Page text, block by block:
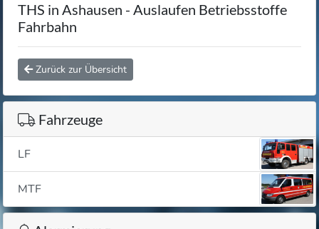
THS in Ashausen - Auslaufen Betriebsstoffe
Fahrbahn
Zurück zur Übersicht
Fahrzeuge
LF
MTF